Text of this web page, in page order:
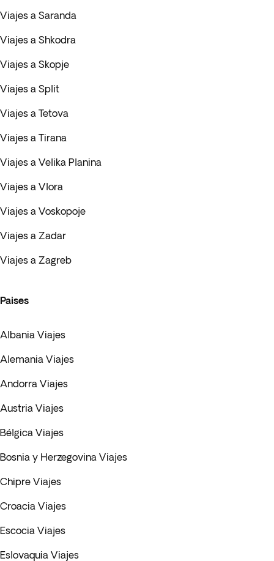
Viajes a Saranda
Viajes a Shkodra
Viajes a Skopje
Viajes a Split
Viajes a Tetova
Viajes a Tirana
Viajes a Velika Planina
Viajes a Vlora
Viajes a Voskopoje
Viajes a Zadar
Viajes a Zagreb
Paises
Albania Viajes
Alemania Viajes
Andorra Viajes
Austria Viajes
Bélgica Viajes
Bosnia y Herzegovina Viajes
Chipre Viajes
Croacia Viajes
Escocia Viajes
Eslovaquia Viajes